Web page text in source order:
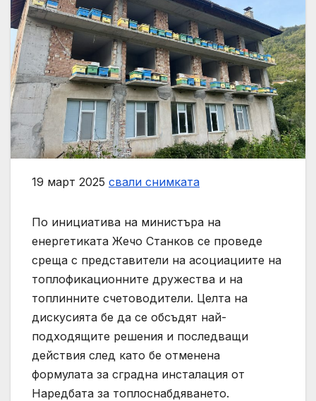
19 март 2025 свали снимката
По инициатива на министъра на
енергетиката Жечо Станков се проведе
среща с представители на асоциациите на
топлофикационните дружества и на
топлинните счетоводители. Целта на
дискусията бе да се обсъдят най-
подходящите решения и последващи
действия след като бе отменена
формулата за сградна инсталация от
Наредбата за топлоснабдяването.